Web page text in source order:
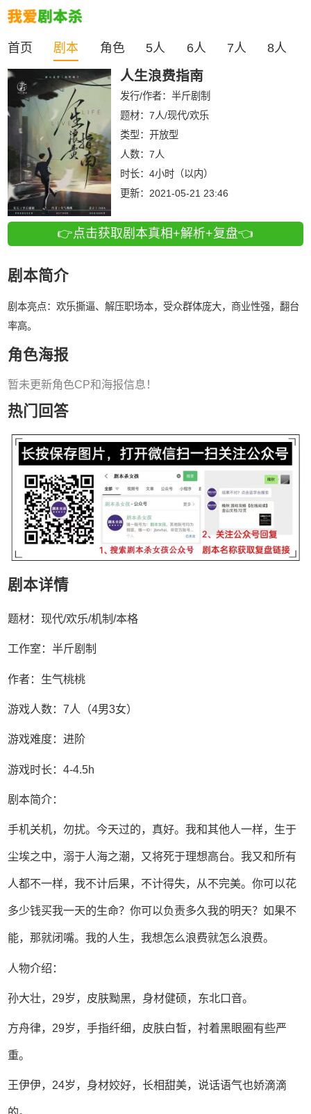
首页 剧本 角色 5人 6人 7人 8人
人生浪费指南
发行/作者： 半斤剧制
题材：7人/现代/欢乐
类型： 开放型
人数： 7人
时长： 4小时（以内）
更新： 2021-05-21 23:46
👉点击获取剧本真相+解析+复盘👈
剧本简介
剧本亮点：欢乐撕逼、解压职场本，受众群体庞大，商业性强，翻台
率高。
角色海报
暂未更新角色CP和海报信息！
热门回答
剧本详情
题材：现代/欢乐/机制/本格
工作室：半斤剧制
作者：生气桃桃
游戏人数：7人（4男3女）
游戏难度：进阶
游戏时长：4-4.5h
剧本简介：
手机关机，勿扰。今天过的，真好。我和其他人一样，生于
尘埃之中，溺于人海之潮，又将死于理想高台。我又和所有
人都不一样，我不计后果，不计得失，从不完美。你可以花
多少钱买我一天的生命？你可以负责多久我的明天？如果不
能，那就闭嘴。我的人生，我想怎么浪费就怎么浪费。
人物介绍：
孙大壮，29岁，皮肤黝黑，身材健硕，东北口音。
方舟律，29岁，手指纤细，皮肤白晳，衬着黑眼圈有些严
重。
王伊伊，24岁，身材姣好，长相甜美，说话语气也娇滴滴